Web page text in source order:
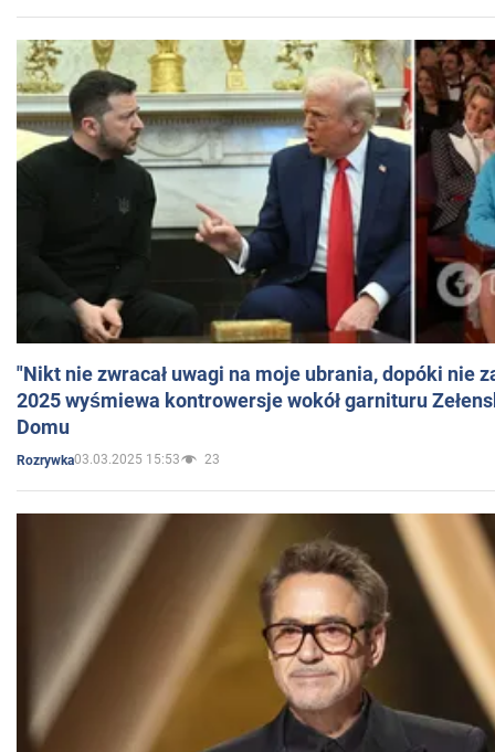
"Nikt nie zwracał uwagi na moje ubrania, dopóki nie
2025 wyśmiewa kontrowersje wokół garnituru
Domu
Rozrywka03.03.2025 15:53 23